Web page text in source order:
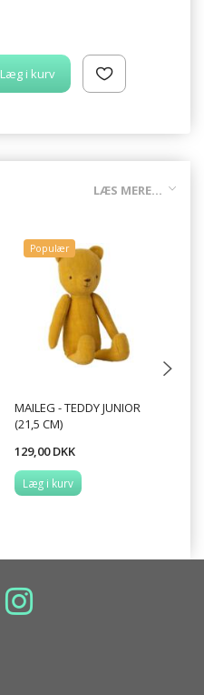
Læg i kurv
LÆS MERE...
Populær
MAILEG - TEDDY JUNIOR
(21,5 CM)
129,00 DKK
Læg i kurv